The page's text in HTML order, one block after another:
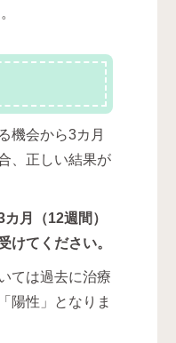
機会から3カ月
、正しい結果が
月（12週間）
けてください。
ては過去に治療
陽性」となりま